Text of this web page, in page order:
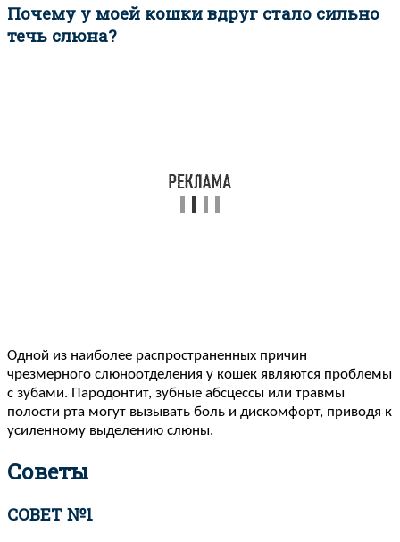
Почему у моей кошки вдруг стало сильно
течь слюна?
Одной из наиболее распространенных причин
чрезмерного слюноотделения у кошек являются проблемы
с зубами. Пародонтит, зубные абсцессы или травмы
полости рта могут вызывать боль и дискомфорт, приводя к
усиленному выделению слюны.
Советы
СОВЕТ №1